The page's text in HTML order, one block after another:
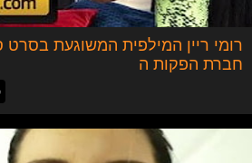
רומי ריין המילפית המשוגעת
חברת הפקות ה